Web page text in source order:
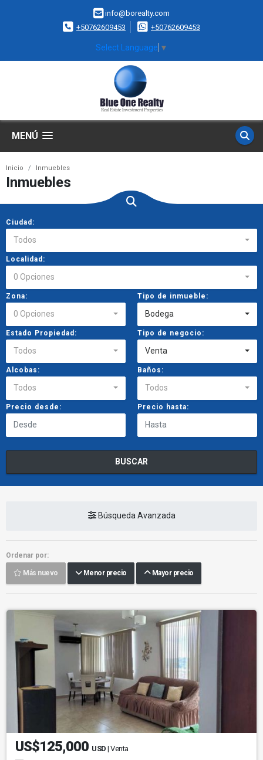
info@borealty.com
+50762609453
+50762609453
Select Language ▼
MENÚ
Inicio Inmuebles
Inmuebles
Ciudad:
Todos
Localidad:
0 Opciones
Zona:
0 Opciones
Tipo de inmueble:
Bodega
Estado Propiedad:
Todos
Tipo de negocio:
Venta
Alcobas:
Todos
Baños:
Todos
Precio desde: Precio hasta:
BUSCAR
Búsqueda Avanzada
Ordenar por:
Más nuevo Menor precio Mayor precio
US$125,000 USD | Venta